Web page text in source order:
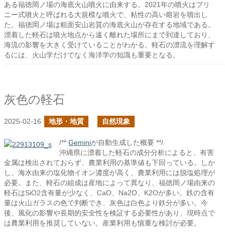
ある福徳岡ノ場の海底火山噴火に由来する。2021年の噴火はプリ
ニー式噴火と呼ばれる大規模な噴火で、粘性の高い熔岩を噴出し
た。福徳岡ノ場は粗面安山岩質の海底火山が存在する地域である。
漂着した軽石は噴火地点から遠く離れた場所にまで到達しており、
海流の影響を大きく受けていることがわかる。軽石の漂流を理解す
るには、火山学だけでなく海洋学の知識も重要となる。
灰色の軽石
2025-02-16 地形・地質 自然現象
/** Geminiが自動生成した概要 **/
沖縄県に漂着した軽石の成分分析によると、有害
金属は検出されておらず、農業利用の基準値も下回っている。しか
し、海水由来の塩化物イオン濃度が高く、農業利用には脱塩処理が
必要。また、軽石の組成は産地によって異なり、福徳岡ノ場由来の
軽石はSiO2含有量が少なく、CaO、Na2O、K2Oが多い。鉄の含有
量は火山ガラスの色で判断でき、灰色は白色より鉄分が多い。今
後、風化の影響や長期的安全性を検証する必要性があり、現時点で
は農業利用を推奨していない。産業利用も慎重な検討が必要。